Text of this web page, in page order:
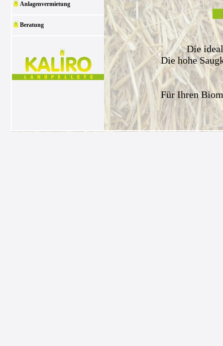
Anlagenvermietung
Beratung
Die
Die hohe
Für Ihren